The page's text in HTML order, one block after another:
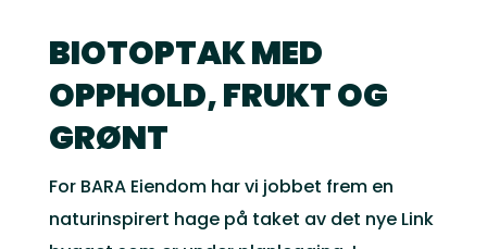
BIOTOPTAK MED
OPPHOLD, FRUKT OG
GRØNT
For BARA Eiendom har vi jobbet frem en
naturinspirert hage på taket av det nye Link